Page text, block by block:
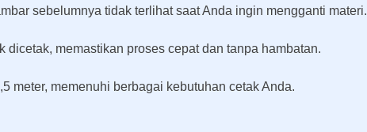
sebelumnya tidak terlihat saat Anda ingin mengganti materi.
dicetak, memastikan proses cepat dan tanpa hambatan.
meter, memenuhi berbagai kebutuhan cetak Anda.